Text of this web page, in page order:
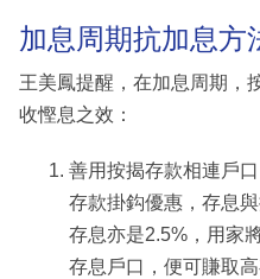
加息周期抗加息方
王美鳳提醒，在加息周期，
收慳息之效：
善用按揭存款相連戶
存款掛鈎優惠，存息
存息亦是2.5%，用家
存息戶口，便可賺取